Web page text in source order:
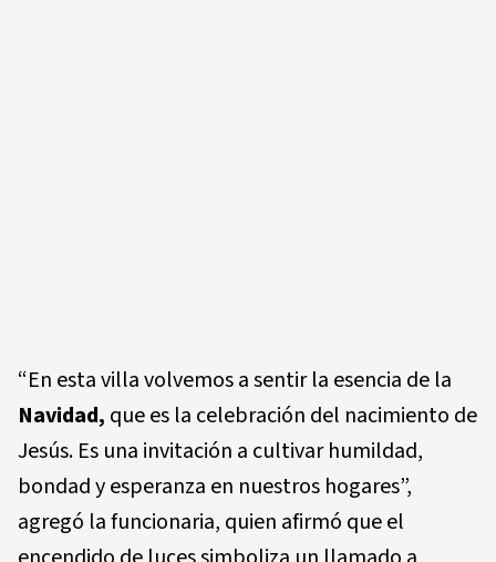
“En esta villa volvemos a sentir la esencia de la
Navidad, que es la celebración del nacimiento de
Jesús. Es una invitación a cultivar humildad,
bondad y esperanza en nuestros hogares”,
agregó la funcionaria, quien afirmó que el